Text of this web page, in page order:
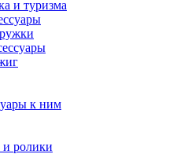
и туризма
к ним
ролики